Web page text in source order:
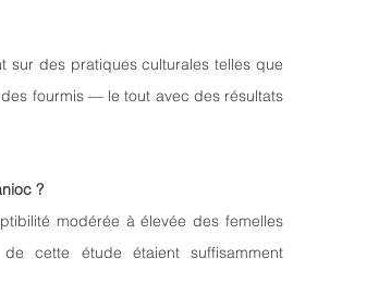
sur des pratiques culturales telles que
fourmis — le tout avec des résultats
?
modérée à élevée des femelles
de cette étude étaient suffisamment